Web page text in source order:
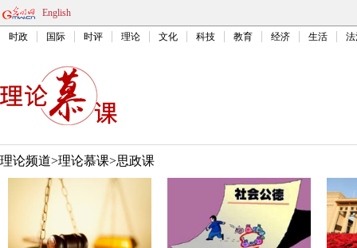
English
时政 国际 时评 理论 文化 科技 教育 经济 生活
理论频道>理论慕课>思政课